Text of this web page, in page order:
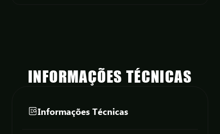
INFORMAÇÕES TÉCNICAS
Informações Técnicas